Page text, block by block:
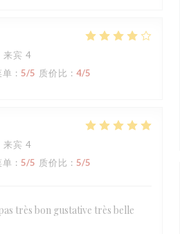
宾 4
单 : 5/5 质价比 : 4/5
宾 4
单 : 5/5 质价比 : 5/5
très bon gustative très belle